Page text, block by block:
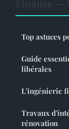
Top astuces
Guide
libérales
L'ingénierie
Travaux
rénovation